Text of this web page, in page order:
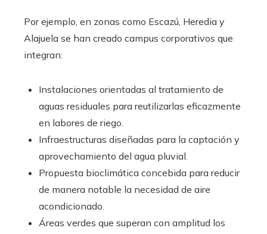
Por ejemplo, en zonas como Escazú, Heredia y
Alajuela se han creado campus corporativos que
integran:
Instalaciones orientadas al tratamiento de
aguas residuales para reutilizarlas eficazmente
en labores de riego.
Infraestructuras diseñadas para la captación y
aprovechamiento del agua pluvial.
Propuesta bioclimática concebida para reducir
de manera notable la necesidad de aire
acondicionado.
Áreas verdes que superan con amplitud los